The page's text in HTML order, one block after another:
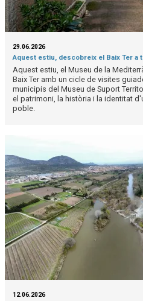
29.06.2026
Aquest estiu, descobreix el Baix Ter a
Aquest estiu, el Museu de la
Baix Ter amb un cicle de visites
municipis del Museu de Suport
el patrimoni, la història i la identitat
poble.
12.06.2026